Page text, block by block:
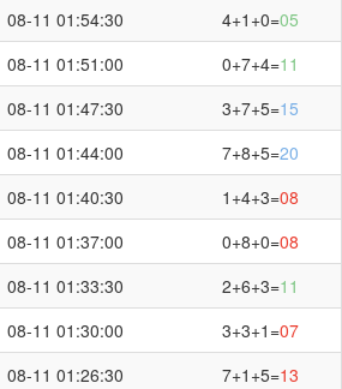
08-11 01:54:30 4+1+0=05
08-11 01:51:00 0+7+4=11
08-11 01:47:30 3+7+5=15
08-11 01:44:00 7+8+5=20
08-11 01:40:30 1+4+3=08
08-11 01:37:00 0+8+0=08
08-11 01:33:30 2+6+3=11
08-11 01:30:00 3+3+1=07
08-11 01:26:30 7+1+5=13